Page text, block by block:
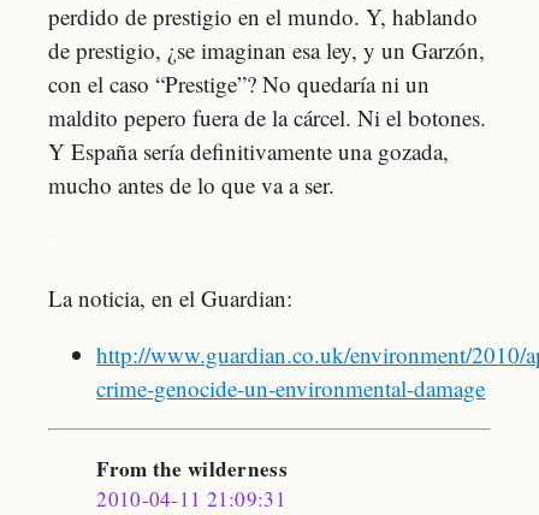
perdido de prestigio en el mundo. Y, hablando
de prestigio, ¿se imaginan esa ley, y un Garzón,
con el caso “Prestige”? No quedaría ni un
maldito pepero fuera de la cárcel. Ni el botones.
Y España sería definitivamente una gozada,
mucho antes de lo que va a ser.
La noticia, en el Guardian:
http://www.guardian.co.uk/environment/2010/
crime-genocide-un-environmental-damage
From the wilderness
2010-04-11 21:09:31